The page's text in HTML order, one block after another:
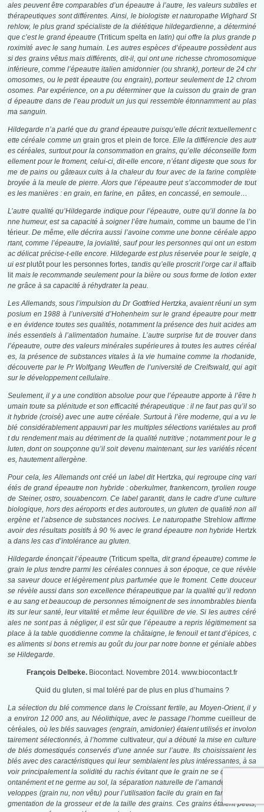
ales peuvent être comparables d’un épeautre à l’autre, les valeurs subtiles et
thérapeutiques sont différentes. Ainsi, le biologiste et naturopathe Wighard St
rehlow, le plus grand spécialiste de la diététique hildegardienne, a déterminé
que c’est le grand épeautre (Triticum spelta enlatin) qui offre la plus grande p
roximité avec le sang humain. Les autres espèces d’épeautre possèdent aus
si des grains vêtus mais différents, dit-il, qui ont une richesse chromosomique
inférieure, comme l’épeautre italien amidonnier (ou shrank), porteur de 24 chr
omosomes, ou le petit épeautre (ou engrain), porteur seulement de 12 chrom
osomes. Par expérience, on a pu déterminer que la cuisson du grain de gran
d épeautre dans de l’eau produit un jus qui ressemble étonnamment au plas
ma sanguin.
Hildegarde n’a parlé que du grand épeautre puisqu’elle décrit textuellement c
ette céréale comme un grain gros et plein de force. Elle la différencie des autr
es céréales, surtout pour la consommation en grains, qu’elle déconseille form
ellement pour le froment, celui-ci, dit-elle encore, n’étant digeste que sous for
me de pains ou gâteaux cuits à la chaleur du four avec de la farine complète
broyée à la meule de pierre. Alors que l’épeautre peut s’accommoder de tout
es les manières : en grain, en farine, en pâtes, en concassé, en semoule…
L’autre qualité qu’Hildegarde indique pour l’épeautre, outre qu’il donne la bo
nne humeur, est sa capacité à soigner l’être humain,comme un baume de l’in
térieur. De même, elle décrira aussi l’avoine comme une bonne céréale appo
rtant, comme l’épeautre, la jovialité, sauf pour les personnes qui ont un estom
ac délicat précise-t-elle encore. Hildegarde est plus réservée pour le seigle, q
ui estplutôt pour les personnes fortes, tandis qu’elle proscrit l’orge car il affaib
litmais le recommande seulement pour la bière ou sous forme de lotion exter
ne grâce à sa capacité à réhydrater la peau.
Les Allemands, sous l’impulsion du Dr Gottfried Hertzka, avaient réuni un sym
posium en 1988 à l’université d’Hohenheim sur le grand épeautre pour mettr
e en évidence toutes ses qualités, notamment la présence des huit acides am
inés essentiels à l’alimentation humaine. L’autre surprise fut de trouver dans
l’épeautre, outre des valeurs minérales supérieures à toutes les autres céréal
es, la présence de substances vitales à la vie humaine comme la rhodanide,
découverte par le Pr Wolfgang Weuffen de l’université de Creifswald, qui agit
sur le développement cellulaire.
Seulement, il y a une condition absolue pour que l’épeautre apporte à l’être h
umain toute sa plénitude et son efficacité thérapeutique : il ne faut pas qu’il so
it hybride (croisé) avec une autre céréale. Surtout à l’ère moderne, qui a vu le
blé considérablement appauvri par les multiples sélections variétales au profi
t du rendement mais au détriment de la qualité nutritive ; notamment pour le g
luten, dont on soupçonne qu’il soit devenu maintenant, sur les variétés récent
es, hautement allergène.
Pour cela, les Allemands ont créé un label dit Hertzka, qui regroupe cinq vari
étés de grand épeautre non hybride : oberkulmer, frankencorn, tyrolien rouge
de Steiner, ostro, souabencorn. Ce label garantit, dans le cadre d’une culture
biologique, hors des aéroports et des autoroutes, un gluten de qualité non all
ergène et l’absence de substances nocives. Le naturopatheStrehlow affirme
avoir des résultats positifs à 90 % avec le grand épeautre nonhybride Hertzk
adans les cas d’intolérance au gluten.
Hildegarde énonçait l’épeautre(Triticum spelta, dit grand épeautre) comme le
grain le plus tendre parmi les céréales connues à son époque, ce que révèle
sa saveur douce et légèrement plus parfumée que le froment. Cette douceur
se révèle aussi dans son excellence thérapeutique par la qualité qu’il redonn
e au sang et beaucoup de personnes témoignent de ses innombrables bienfa
its sur leur santé, leur vitalité et même leur équilibre de vie. Si les autres céré
ales ne sont pas à négliger, il est sûr que l’épeautre a repris légitimement sa
place à la table quotidienne comme la châtaigne, le fenouil et tant d’épices, c
es aliments si bons et remis au goût du jour par notre bonne et géniale abbes
se Hildegarde.
François Delbeke. Biocontact. Novembre 2014. www.biocontact.fr
Quid du gluten, si mal toléré par de plus en plus d’humains ?
La sélection du blé commence dans le Croissant fertile, au Moyen-Orient, il y
a environ 12 000 ans, au Néolithique, avec le passage l’hommecueilleur de
céréales, où les blés sauvages (engrain, amidonier) étaient utilisés et involon
tairement sélectionnés, à l’homme cultivateur, qui a débuté la mise en culture
de blés domestiqués conservés d’une année sur l’autre. Ils choisissaient les
blés avec des caractéristiques qui leur semblaient les plus intéressantes, à sa
voir principalement la solidité du rachis évitant que le grain ne se détache sp
ontanément et ne germe au sol, la séparation naturelle de l’amande et des en
veloppes (grain nu, non vêtu) pour l’utilisation facile du grain en farine, et l’au
gmentation de la grosseur et de la taille des grains. Ces grains étaient petits,